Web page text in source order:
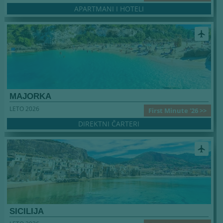
APARTMANI I HOTELI
airplanemode_active
MAJORKA
First Minute '26 >>
LETO 2026
DIREKTNI ČARTERI
airplanemode_active
SICILIJA